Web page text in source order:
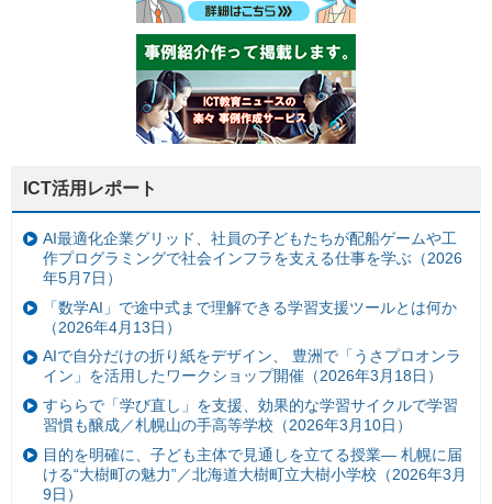
ICT活用レポート
AI最適化企業グリッド、社員の子どもたちが配船ゲームや工
作プログラミングで社会インフラを支える仕事を学ぶ（2026
年5月7日）
「数学AI」で途中式まで理解できる学習支援ツールとは何か
（2026年4月13日）
AIで自分だけの折り紙をデザイン、 豊洲で「うさプロオンラ
イン」を活用したワークショップ開催（2026年3月18日）
すららで「学び直し」を支援、効果的な学習サイクルで学習
習慣も醸成／札幌山の手高等学校（2026年3月10日）
目的を明確に、子ども主体で見通しを立てる授業— 札幌に届
ける“大樹町の魅力”／北海道大樹町立大樹小学校（2026年3月
9日）